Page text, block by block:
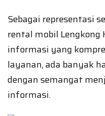
Sebagai representasi
rental mobil
informasi yang
layanan, ada banyak
dengan semangat
informasi.